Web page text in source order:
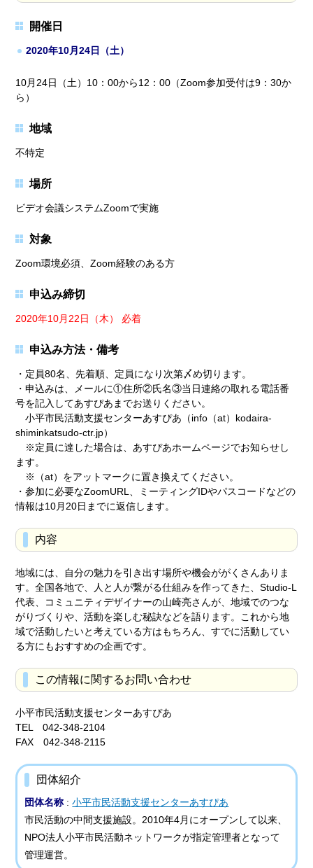
開催日
2020年10月24日（土）
10月24日（土）10：00から12：00（Zoom参加受付は9：30か
ら）
地域
不特定
場所
ビデオ会議システムZoomで実施
対象
Zoom環境必須、Zoom経験のある方
申込み締切
2020年10月22日（木） 必着
申込み方法・備考
・定員80名、先着順、定員になり次第〆め切ります。
・申込みは、メールに①住所②氏名③当日連絡の取れる電話番
号を記入してあすぴあまでお送りください。
小平市民活動支援センターあすぴあ（info（at）kodaira-
shiminkatsudo-ctr.jp）
※定員に達した場合は、あすぴあホームページでお知らせし
ます。
※（at）をアットマークに置き換えてください。
・参加に必要なZoomURL、ミーティングIDやパスコードなどの
情報は10月20日までに返信します。
内容
地域には、自分の魅力を引き出す場所や機会ががくさんありま
す。全国各地で、人と人が繋がる仕組みを作ってきた、Studio‐L
代表、コミュニティデザイナーの山崎亮さんが、地域でのつな
がりづくりや、活動を楽しむ秘訣などを語ります。これから地
域で活動したいと考えている方はもちろん、すでに活動してい
る方にもおすすめの企画です。
この情報に関するお問い合わせ
小平市民活動支援センターあすぴあ
TEL 042-348-2104
FAX 042-348-2115
団体紹介
団体名称 :小平市民活動支援センターあすぴあ
市民活動の中間支援施設。2010年4月にオープンして以来、
NPO法人小平市民活動ネットワークが指定管理者となって
管理運営。